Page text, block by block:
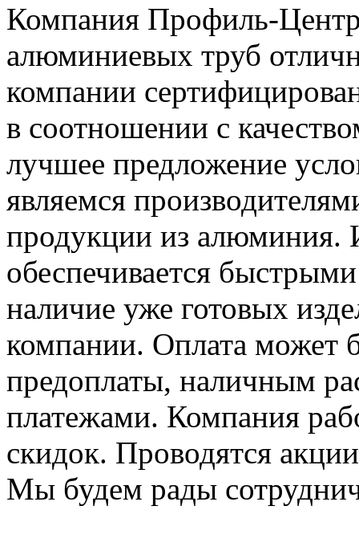
Компания Профиль-
алюминиевых труб
компании
в соотношении с
лучшее предложение
являемся
продукции из алюминия.
обеспечивается
наличие уже готовых
компании. Оплата может
предоплаты, наличным
платежами. Компания
скидок. Проводятся
Мы будем рады